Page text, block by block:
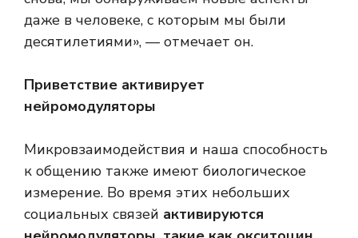
даже в человеке, с которым мы были
десятилетиями», — отмечает он.
Приветствие активирует
нейромодуляторы
Микровзаимодействия и наша способность
к общению также имеют биологическое
измерение. Во время этих небольших
социальных связей активируются